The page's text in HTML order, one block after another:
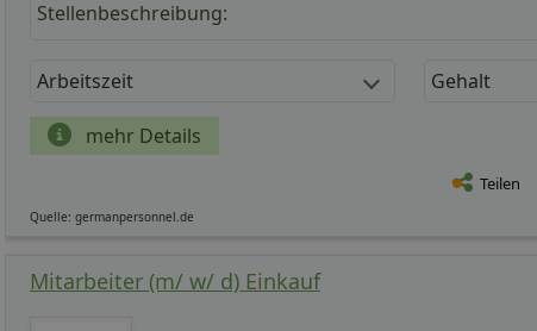
Stellenbeschreibung:
Arbeitszeit Gehalt
mehr Details
Teilen
Quelle: germanpersonnel.de
Mitarbeiter (m/ w/ d) Einkauf